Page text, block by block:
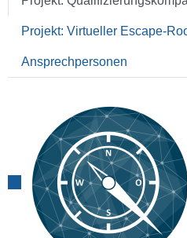
Projekt: Virtueller Escape-
Ansprechpersonen